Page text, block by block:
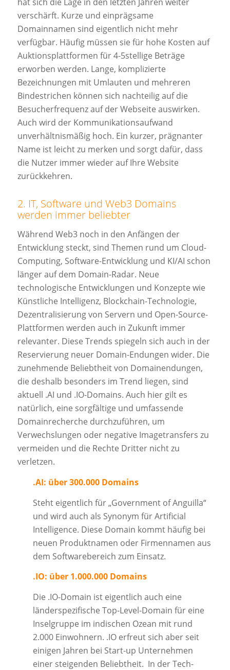
verschärft. Kurze und einprägsame
Domainnamen sind eigentlich nicht mehr
verfügbar. Häufig müssen sie für hohe Kosten auf
Auktionsplattformen für 4-5stellige Beträge
erworben werden. Lange, komplizierte
Bezeichnungen mit Umlauten und mehreren
Bindestrichen können sich nachteilig auf die
Besucherfrequenz auf der Webseite auswirken.
Auch wird der Kommunikationsaufwand
unverhältnismäßig hoch. Ein kurzer, prägnanter
Name ist leicht zu merken und sorgt dafür, dass
die Nutzer immer wieder auf Ihre Website
zurückkehren.
2. IT, Software und Web3 Domains
werden immer beliebter
Während Web3 noch in den Anfängen der
Entwicklung steckt, sind Themen rund um Cloud-
Computing, Software-Entwicklung und KI/AI schon
länger auf dem Domain-Radar. Neue
technologische Entwicklungen und Konzepte wie
Künstliche Intelligenz, Blockchain-Technologie,
Dezentralisierung von Servern und Open-Source-
Plattformen werden auch in Zukunft immer
relevanter. Diese Trends spiegeln sich auch in der
Reservierung neuer Domain-Endungen wider. Die
zunehmende Beliebtheit von Domainendungen,
die deshalb besonders im Trend liegen, sind
aktuell .AI und .IO-Domains. Auch hier gilt es
natürlich, eine sorgfältige und umfassende
Domainrecherche durchzuführen, um
Verwechslungen oder negative Imagetransfers zu
vermeiden und die Rechte Dritter nicht zu
verletzen.
.AI: über 300.000 Domains
Steht eigentlich für „Government of Anguilla“
und wird auch als Synonym für Artificial
Intelligence. Diese Domain kommt häufig bei
neuen Produktnamen oder Firmennamen aus
dem Softwarebereich zum Einsatz.
.IO: über 1.000.000 Domains
Die .IO-Domain ist eigentlich auch eine
länderspezifische Top-Level-Domain für eine
Inselgruppe im indischen Ozean mit rund
2.000 Einwohnern. .IO erfreut sich aber seit
einigen Jahren bei Start-up Unternehmen
einer steigenden Beliebtheit. In der Tech-